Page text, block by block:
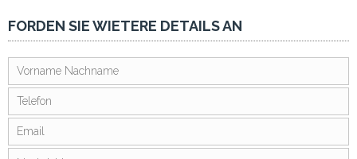
FORDEN SIE WIETERE DETAILS AN